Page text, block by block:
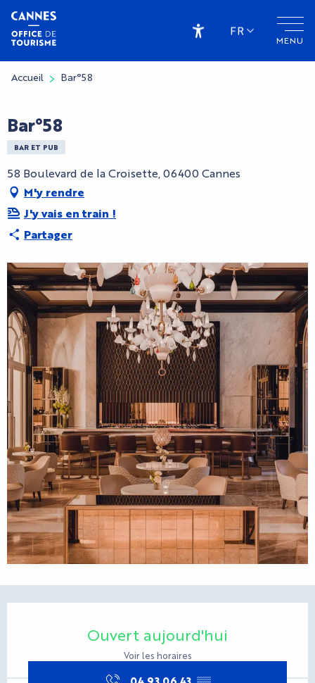
Aller
contenu
principal
MENU
Accessibilité
FR
Accueil Bar°58
Bar°58
BAR ET PUB
58 Boulevard de la Croisette, 06400 Cannes
M'y rendre
J'y vais en train !
Partager
Ouvert aujourd'hui
Voir les horaires